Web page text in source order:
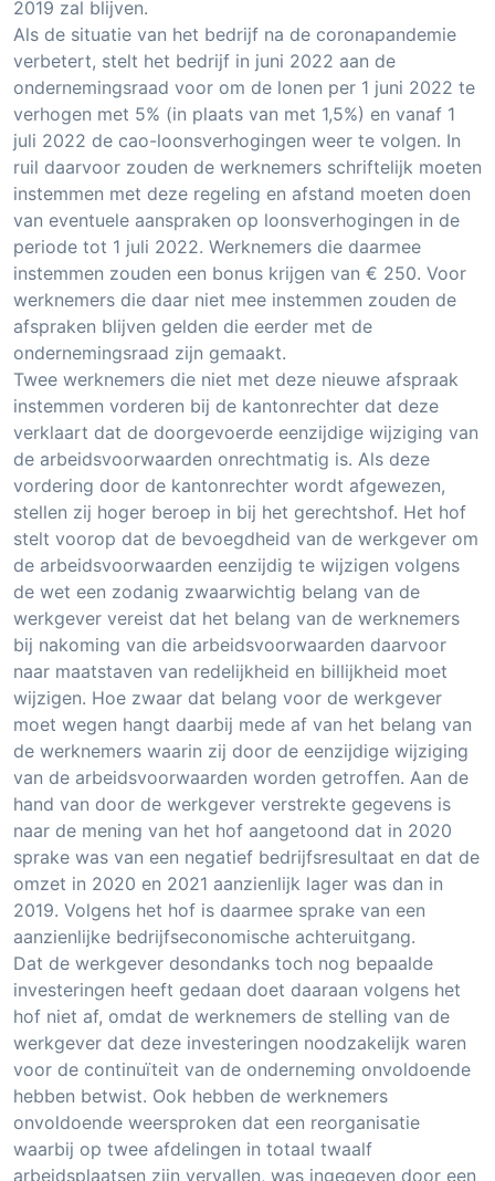
2019 zal blijven.
Als de situatie van het bedrijf na de coronapandemie
verbetert, stelt het bedrijf in juni 2022 aan de
ondernemingsraad voor om de lonen per 1 juni 2022 te
verhogen met 5% (in plaats van met 1,5%) en vanaf 1
juli 2022 de cao-loonsverhogingen weer te volgen. In
ruil daarvoor zouden de werknemers schriftelijk moeten
instemmen met deze regeling en afstand moeten doen
van eventuele aanspraken op loonsverhogingen in de
periode tot 1 juli 2022. Werknemers die daarmee
instemmen zouden een bonus krijgen van € 250. Voor
werknemers die daar niet mee instemmen zouden de
afspraken blijven gelden die eerder met de
ondernemingsraad zijn gemaakt.
Twee werknemers die niet met deze nieuwe afspraak
instemmen vorderen bij de kantonrechter dat deze
verklaart dat de doorgevoerde eenzijdige wijziging van
de arbeidsvoorwaarden onrechtmatig is. Als deze
vordering door de kantonrechter wordt afgewezen,
stellen zij hoger beroep in bij het gerechtshof. Het hof
stelt voorop dat de bevoegdheid van de werkgever om
de arbeidsvoorwaarden eenzijdig te wijzigen volgens
de wet een zodanig zwaarwichtig belang van de
werkgever vereist dat het belang van de werknemers
bij nakoming van die arbeidsvoorwaarden daarvoor
naar maatstaven van redelijkheid en billijkheid moet
wijzigen. Hoe zwaar dat belang voor de werkgever
moet wegen hangt daarbij mede af van het belang van
de werknemers waarin zij door de eenzijdige wijziging
van de arbeidsvoorwaarden worden getroffen. Aan de
hand van door de werkgever verstrekte gegevens is
naar de mening van het hof aangetoond dat in 2020
sprake was van een negatief bedrijfsresultaat en dat de
omzet in 2020 en 2021 aanzienlijk lager was dan in
2019. Volgens het hof is daarmee sprake van een
aanzienlijke bedrijfseconomische achteruitgang.
Dat de werkgever desondanks toch nog bepaalde
investeringen heeft gedaan doet daaraan volgens het
hof niet af, omdat de werknemers de stelling van de
werkgever dat deze investeringen noodzakelijk waren
voor de continuïteit van de onderneming onvoldoende
hebben betwist. Ook hebben de werknemers
onvoldoende weersproken dat een reorganisatie
waarbij op twee afdelingen in totaal twaalf
arbeidsplaatsen zijn vervallen, was ingegeven door een